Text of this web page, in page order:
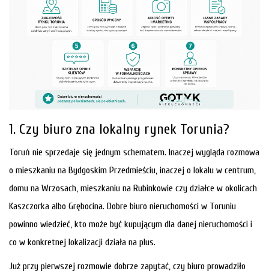
1. Czy biuro zna lokalny rynek Torunia?
Toruń nie sprzedaje się jednym schematem. Inaczej wygląda rozmowa
o mieszkaniu na Bydgoskim Przedmieściu, inaczej o lokalu w centrum,
domu na Wrzosach, mieszkaniu na Rubinkowie czy działce w okolicach
Kaszczorka albo Grębocina. Dobre biuro nieruchomości w Toruniu
powinno wiedzieć, kto może być kupującym dla danej nieruchomości i
co w konkretnej lokalizacji działa na plus.
Już przy pierwszej rozmowie dobrze zapytać, czy biuro prowadziło